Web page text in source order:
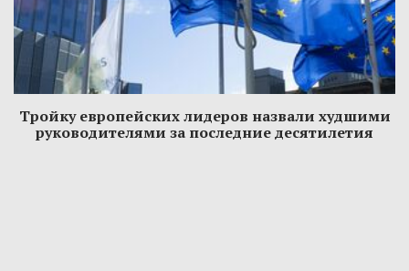
Тройку европейских лидеров назвали худшими
руководителями за последние десятилетия